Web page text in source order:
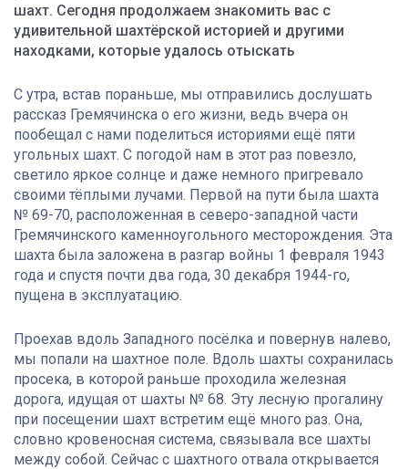
шахт. Сегодня продолжаем знакомить вас с
удивительной шахтёрской историей и другими
находками, которые удалось отыскать
С утра, встав пораньше, мы отправились дослушать
рассказ Гремячинска о его жизни, ведь вчера он
пообещал с нами поделиться историями ещё пяти
угольных шахт. С погодой нам в этот раз повезло,
светило яркое солнце и даже немного пригревало
своими тёплыми лучами. Первой на пути была шахта
№ 69-70, расположенная в северо-западной части
Гремячинского каменноугольного месторождения. Эта
шахта была заложена в разгар войны 1 февраля 1943
года и спустя почти два года, 30 декабря 1944-го,
пущена в эксплуатацию.
Проехав вдоль Западного посёлка и повернув налево,
мы попали на шахтное поле. Вдоль шахты сохранилась
просека, в которой раньше проходила железная
дорога, идущая от шахты № 68. Эту лесную прогалину
при посещении шахт встретим ещё много раз. Она,
словно кровеносная система, связывала все шахты
между собой. Сейчас с шахтного отвала открывается